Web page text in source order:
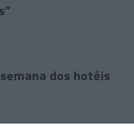
dos hotéis